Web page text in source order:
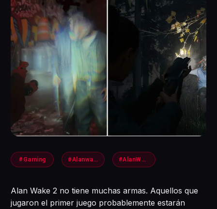
#Gaming #Alanwake2 #AlanWake
Alan Wake 2 no tiene muchas armas. Aquellos que
jugaron el primer juego probablemente estarán